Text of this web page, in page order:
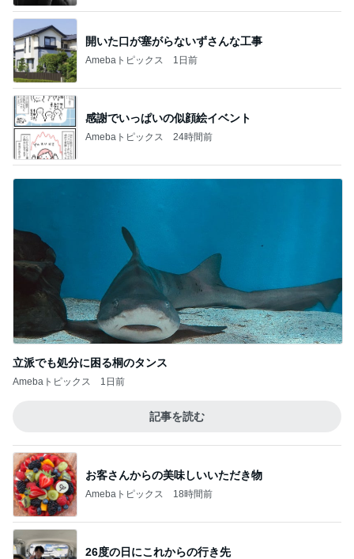
開いた口が塞がらないずさんな工事
Amebaトピックス 1日前
感謝でいっぱいの似顔絵イベント
Amebaトピックス 24時間前
立派でも処分に困る桐のタンス
Amebaトピックス 1日前
記事を読む
お客さんからの美味しいいただき物
Amebaトピックス 18時間前
26度の日にこれからの行き先